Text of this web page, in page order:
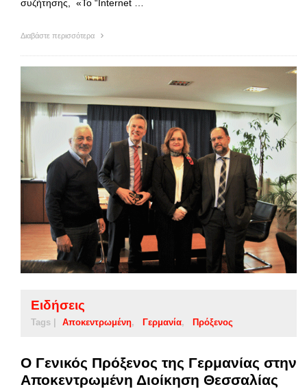
συζήτησης, «Το “Internet …
Διαβάστε περισσότερα
Ειδήσεις
Tags | Αποκεντρωμένη Γερμανία Πρόξενος
Ο Γενικός Πρόξενος της Γερμανίας στην
Αποκεντρωμένη Διοίκηση Θεσσαλίας